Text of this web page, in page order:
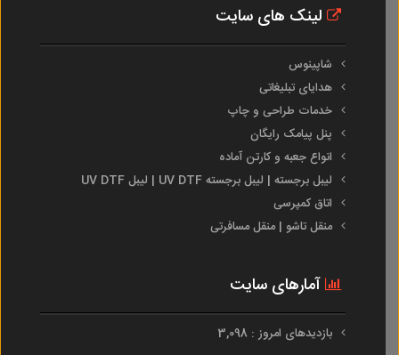
لینک های سایت
شاپینوس
هدایای تبلیغاتی
خدمات طراحی و چاپ
پنل پیامک رایگان
انواع جعبه و کارتن آماده
لیبل برجسته | لیبل برجسته UV DTF | لیبل UV DTF
اتاق کمپرسی
منقل تاشو | منقل مسافرتی
آمارهای سایت
بازدیدهای امروز : 3,098